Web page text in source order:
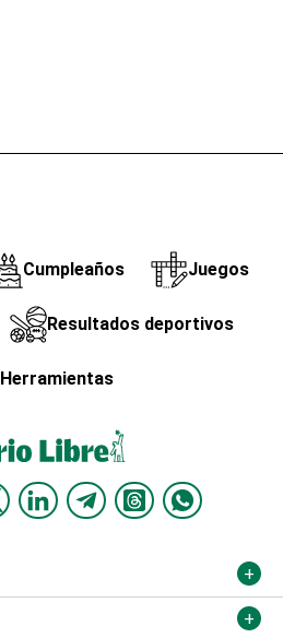
Cumpleaños Juegos
Resultados deportivos
Herramientas